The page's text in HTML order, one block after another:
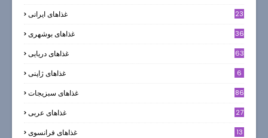
غذاهای ایرانی 23
غذاهای بوشهری 36
غذاهای دریایی 63
غذاهای ژاپنی 6
غذاهای سبزیجات 86
غذاهای عربی 27
غذاهای فرانسوی 13